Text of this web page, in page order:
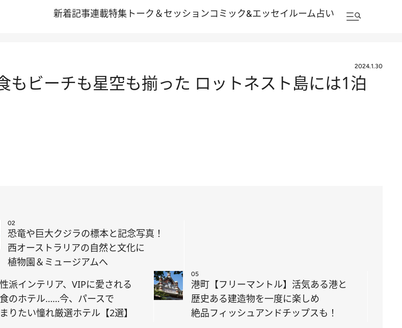
新着記事連載特集 トーク＆セッションコミック&エッセイルーム占い
2024.1.30
もビーチも星空も揃った ロットネスト島には1泊
02
恐竜や巨大クジラの標本と記念写真！
西オーストラリアの自然と文化に
植物園＆ミュージアムへ
派インテリア、VIPに愛される
のホテル……今、パースで
りたい憧れ厳選ホテル【2選】
05
港町【フリーマントル】活気ある港と
歴史ある建造物を一度に楽しめ
絶品フィッシュアンドチップスも！